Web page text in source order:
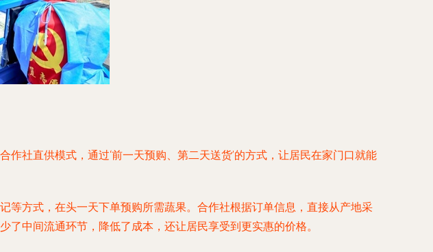
社直供模式，通过‘前一天预购、第二天送货’的方式，让居民在家门口就能
等方式，在头一天下单预购所需蔬果。合作社根据订单信息，直接从产地采
中间流通环节，降低了成本，还让居民享受到更实惠的价格。